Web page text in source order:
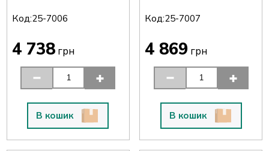
Код:25-7006
4 738грн
В кошик
Код:25-7007
4 869 грн
В кошик